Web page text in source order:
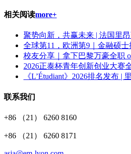
相关阅读more+
聚势向新，共赢未来 | 法国里
全球第11，欧洲第9｜金融硕
校友分享｜拿下巴黎万豪全职
2026正泰杯青年创新创业大赛
《L’Étudiant》2026排名发布
联系我们
+86 （21） 6260 8160
+86 （21） 6260 8171